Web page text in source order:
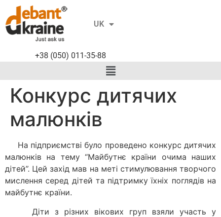
UK
EN
+38 (050) 011-35-88
Конкурс дитячих
малюнків
На підприємстві було проведено конкурс дитячих
малюнків на тему “Майбутнє країни очима наших
дітей”. Цей захід мав на меті стимулювання творчого
мислення серед дітей та підтримку їхніх поглядів на
майбутнє країни.
Діти з різних вікових груп взяли участь у